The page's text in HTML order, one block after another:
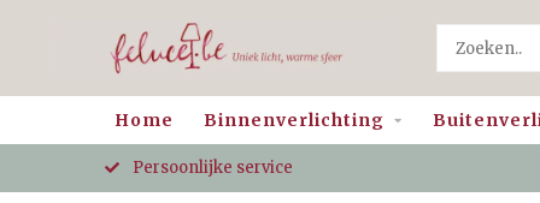
Home Binnenverlichting
Persoonlijke service